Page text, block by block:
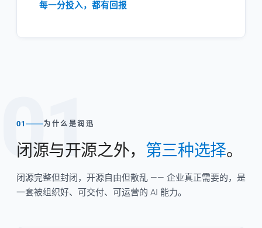
每一分投入，都有回报
01
01 为什么是润迅
闭源与开源之外， 第三种选择。
闭源完整但封闭，开源自由但散乱 —— 企业真正需要的，是
一套被组织好、可交付、可运营的 AI 能力。